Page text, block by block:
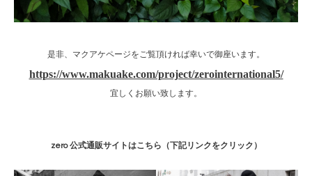
是非、マクアケページをご覧頂ければ幸いで御座います。
https://www.makuake.com/project/zerointernational5/
宜しくお願い致します。
zero 公式通販サイトはこちら（下記リンクをクリック）